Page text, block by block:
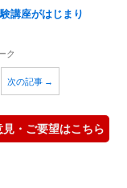
講座がはじまり
ク
次の記事 →
・ご要望はこちら